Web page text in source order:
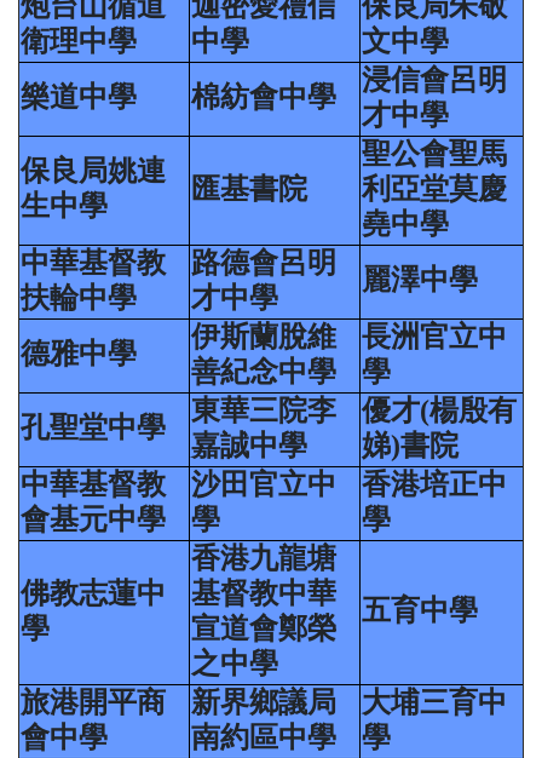
衛理中學
中學
文中學
樂道中學
棉紡會中學
浸信會呂明
才中學
保良局姚連
生中學
匯基書院
聖公會聖馬
利亞堂莫慶
堯中學
中華基督教
扶輪中學
路德會呂明
才中學
麗澤中學
德雅中學
伊斯蘭脫維
善紀念中學
長洲官立中
學
孔聖堂中學
東華三院李
嘉誠中學
優才(楊殷有
娣)書院
中華基督教
會基元中學
沙田官立中
學
香港培正中
學
佛教志蓮中
學
香港九龍塘
基督教中華
宣道會鄭榮
之中學
五育中學
旅港開平商
會中學
新界鄉議局
南約區中學
大埔三育中
學